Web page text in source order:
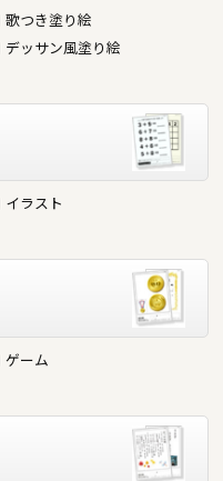
歌つき塗り絵
デッサン風塗り絵
イラスト
ゲーム